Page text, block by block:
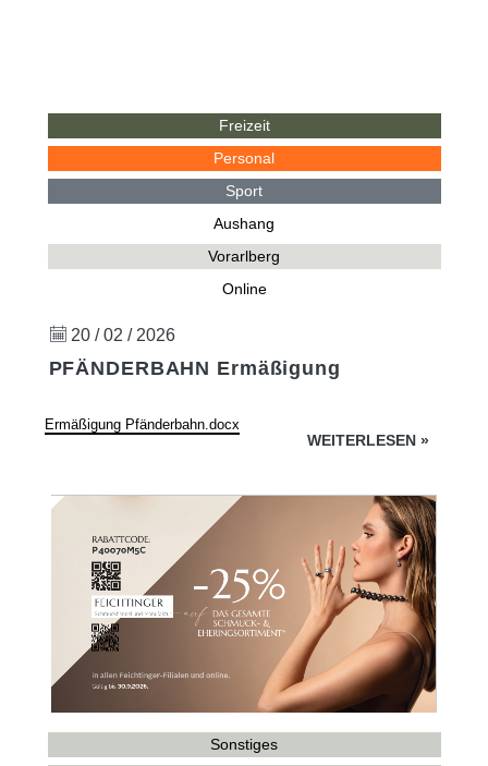
Freizeit
Personal
Sport
Aushang
Vorarlberg
Online
20 / 02 / 2026
PFÄNDERBAHN Ermäßigung
Ermäßigung Pfänderbahn.docx
WEITERLESEN »
Sonstiges